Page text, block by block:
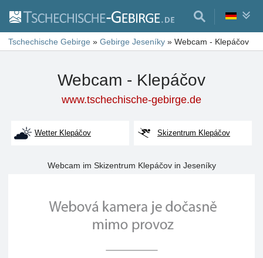
Tschechische Gebirge » Gebirge Jeseníky » Webcam - Klepáčov
Webcam - Klepáčov
www.tschechische-gebirge.de
Wetter Klepáčov Skizentrum Klepáčov
Webcam im Skizentrum Klepáčov in Jeseníky